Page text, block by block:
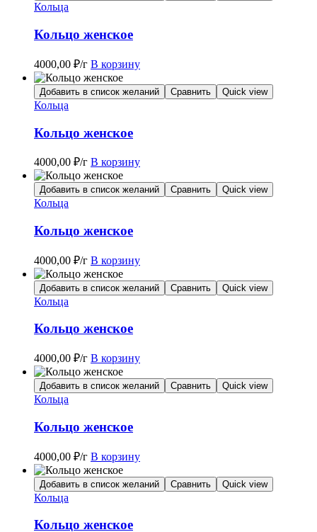
Кольца
Кольцо женское
4000,00 ₽/г В корзину
Добавить в список желаний Сравнить Quick view
Кольца
Кольцо женское
4000,00 ₽/г В корзину
Добавить в список желаний Сравнить Quick view
Кольца
Кольцо женское
4000,00 ₽/г В корзину
Добавить в список желаний Сравнить Quick view
Кольца
Кольцо женское
4000,00 ₽/г В корзину
Добавить в список желаний Сравнить Quick view
Кольца
Кольцо женское
4000,00 ₽/г В корзину
Добавить в список желаний Сравнить Quick view
Кольца
Кольцо женское